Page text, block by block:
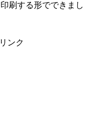
刷する形でできまし
ンク